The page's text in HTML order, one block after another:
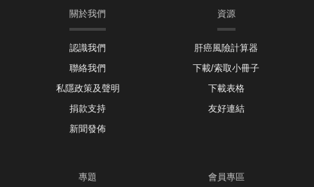
關於我們
認識我們
聯絡我們
私隱政策及聲明
捐款支持
新聞發佈
資源
肝癌風險計算器
下載/索取小冊子
下載表格
友好連結
專題 會員專區